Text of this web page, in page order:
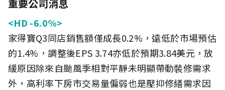
重要公司消息
<HD -6.0%>
家得寶Q3同店銷售額僅成長0.2%，遠低於市場預估
的1.4%，調整後EPS 3.74亦低於預期3.84美元，放
緩原因除來自颱風季相對平靜未明顯帶動裝修需求
外，高利率下房市交易量偏弱也是壓抑修繕需求因